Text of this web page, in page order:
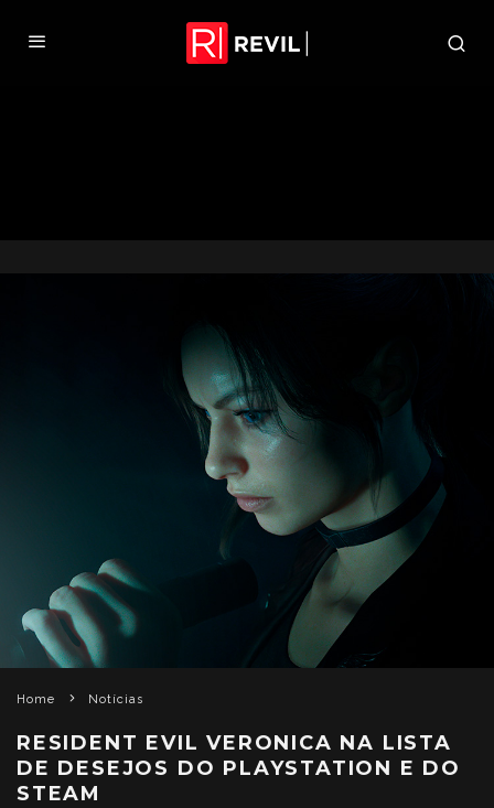
Home Notícias
RESIDENT EVIL VERONICA NA LISTA
DE DESEJOS DO PLAYSTATION E DO
STEAM